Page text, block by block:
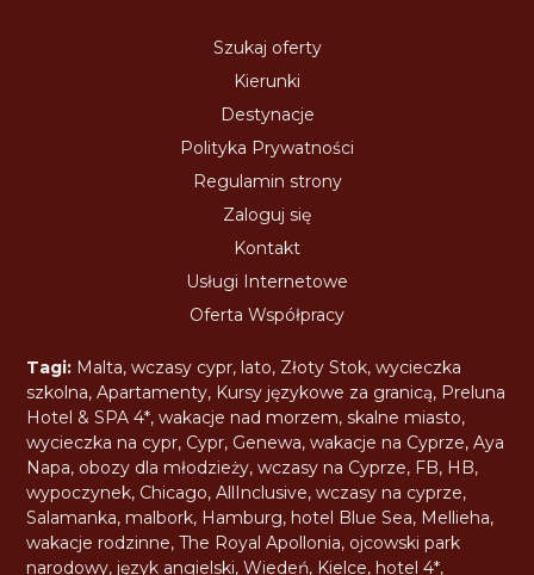
Szukaj oferty
Kierunki
Destynacje
Polityka Prywatności
Regulamin strony
Zaloguj się
Kontakt
Usługi Internetowe
Oferta Współpracy
Tagi: Malta,wczasy cypr, lato, Złoty Stok,wycieczka
szkolna,Apartamenty, Kursy językowe za granicą, Preluna
Hotel & SPA 4*,wakacje nad morzem,skalne miasto,
wycieczka na cypr, Cypr, Genewa,wakacje na Cyprze,Aya
Napa, obozy dla młodzieży,wczasy na Cyprze, FB, HB,
wypoczynek, Chicago,AllInclusive,wczasy na cyprze,
Salamanka, malbork, Hamburg, hotel Blue Sea, Mellieha,
wakacje rodzinne,The Royal Apollonia, ojcowski park
narodowy, język angielski,Wiedeń, Kielce, hotel 4*,